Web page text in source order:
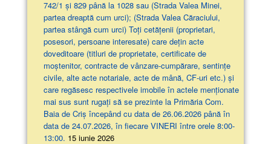
742/1 și 829 până la 1028 sau (Strada Valea Minei,
partea dreaptă cum urci); (Strada Valea Căraciului,
partea stângă cum urci) Toți cetățenii (proprietari,
posesori, persoane interesate) care dețin acte
doveditoare (titluri de proprietate, certificate de
moștenitor, contracte de vânzare-cumpărare, sentințe
civile, alte acte notariale, acte de mână, CF-uri etc.) și
care regăsesc respectivele imobile în actele menționate
mai sus sunt rugați să se prezinte la Primăria Com.
Baia de Criș începând cu data de 26.06.2026 până în
data de 24.07.2026, în fiecare VINERI între orele 8:00-
13:00. 15 iunie 2026